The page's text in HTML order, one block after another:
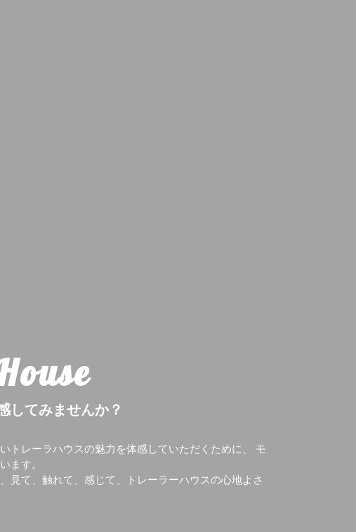
してみませんか？
トレーラハウスの魅力を体感していただくために、 モ
ます。
見て、触れて、感じて、トレーラーハウスの心地よさ